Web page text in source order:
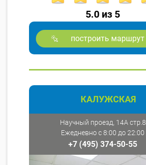
5.0 из 5
построить маршрут
КАЛУЖСКАЯ
Научный проезд, 14А стр.8
Ежедневно с 8:00 до 22:00
+7 (495) 374-50-55